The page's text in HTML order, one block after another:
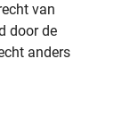
van
door de
anders